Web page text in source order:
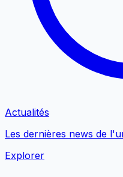
Actualités
Les dernières news de
Explorer